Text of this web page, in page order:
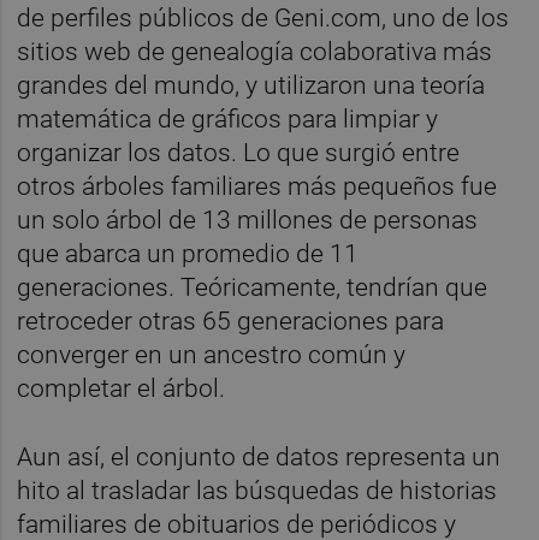
de perfiles públicos de Geni.com, uno de los
sitios web de genealogía colaborativa más
grandes del mundo, y utilizaron una teoría
matemática de gráficos para limpiar y
organizar los datos. Lo que surgió entre
otros árboles familiares más pequeños fue
un solo árbol de 13 millones de personas
que abarca un promedio de 11
generaciones. Teóricamente, tendrían que
retroceder otras 65 generaciones para
converger en un ancestro común y
completar el árbol.
Aun así, el conjunto de datos representa un
hito al trasladar las búsquedas de historias
familiares de obituarios de periódicos y